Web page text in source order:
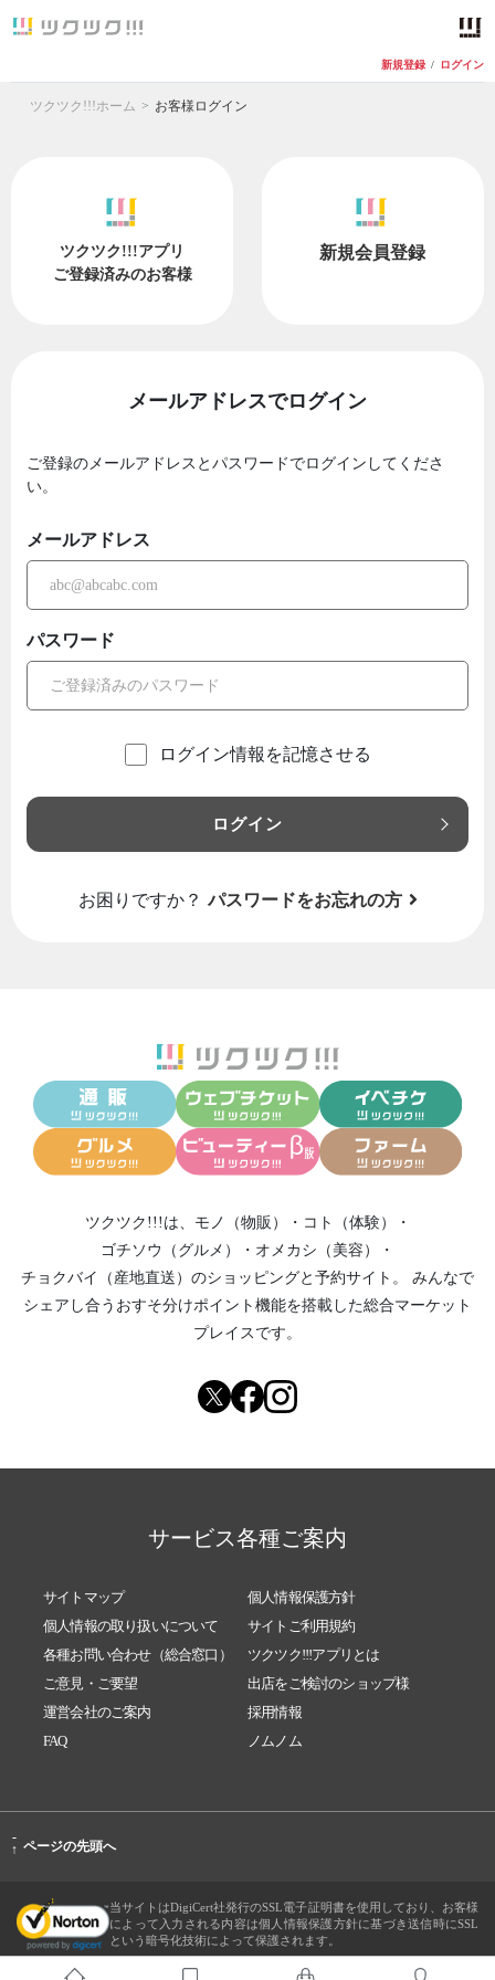
新規登録 / ログイン
ツクツク!!!ホーム お客様ログイン
ツクツク!!!アプリ
ご登録済みのお客様
新規会員登録
メールアドレスでログイン
ご登録のメールアドレスとパスワードでログインしてくださ
い。
メールアドレス
パスワード
ログイン情報を記憶させる
ログイン
お困りですか？ パスワードをお忘れの方
ツクツク!!!は、 モノ（物販） ・ コト（体験）
・
ゴチソウ（グルメ）
・ オメカシ（美容）
・
チョクバイ（産地直送） のショッピングと予約サイト。
みんなで
シェアし合う おすそ分けポイント機能を搭載した総合マーケット
プレイスです。
サービス各種ご案内
サイトマップ
個人情報保護方針
個人情報の取り扱いについて
サイトご利用規約
各種お問い合わせ（総合窓口）
ツクツク!!!アプリとは
ご意見・ご要望
出店をご検討のショップ様
運営会社のご案内
採用情報
FAQ
ノムノム
-
↑ ページの先頭へ
当サイトはDigiCert社発行のSSL電子証明書を使用しており、お客様
によって入力される内容は個人情報保護方針に基づき送信時にSSL
という暗号化技術によって保護されます。